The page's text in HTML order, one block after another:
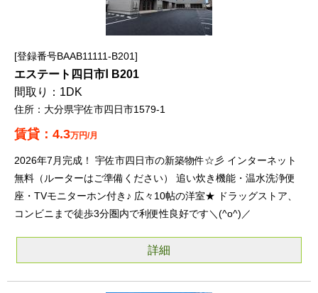
登録番号BAAB11111-B201
エステート四日市Ⅰ B201
1DK
大分県宇佐市四日市1579-1
4.3万円/月
2026年7月完成！ 宇佐市四日市の新築物件☆彡 インターネット
無料（ルーターはご準備ください） 追い炊き機能・温水洗浄便
座・TVモニターホン付き♪ 広々10帖の洋室★ ドラッグストア、
コンビニまで徒歩3分圏内で利便性良好です＼(^o^)／
詳細